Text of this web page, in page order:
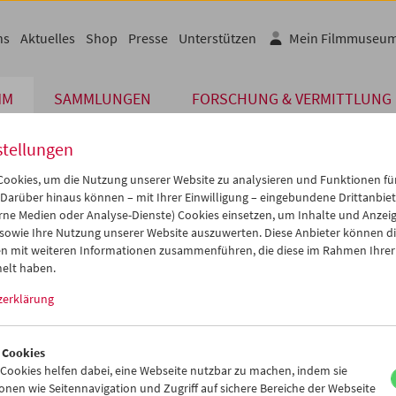
SAMMLUNGEN FORSCHUNG & VERMITTLUNG
Aktuelles Shop Presse Unterstützen Mein
Die von Ihnen angeforderte Seite konnte
dafür könnten sein, dass Sie eine falsche oder veraltete URL
einmal. Oder aber wir haben die betreffende Seite
Vielleicht können Sie den von Ihnen gewünschten
um die Nutzung unserer Website zu analysieren und Funktionen
hinaus können – mit Ihrer Einwilligung – eingebundene
Medien oder Analyse-Dienste) Cookies einsetzen, um Inhalte und
Ihre Nutzung unserer Website auszuwerten. Diese Anbieter können
mit weiteren Informationen zusammenführen, die diese im Rahmen
haben.
helfen dabei, eine Webseite nutzbar zu machen, indem sie
wie Seitennavigation und Zugriff auf sichere Bereiche der Webseite